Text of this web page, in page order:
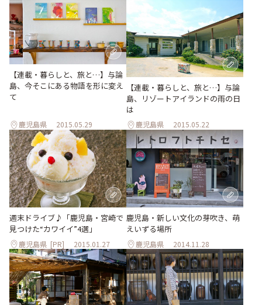
【連載・暮らしと、旅と…】与論
島、今そこにある物語を形に変え
て
鹿児島県 2015.05.29
【連載・暮らしと、旅と…】与論
島、リゾートアイランドの雨の日
は
鹿児島県 2015.05.22
週末ドライブ♪「鹿児島・宮崎で
見つけた“カワイイ”4選」
鹿児島県 [PR] 2015.01.27
鹿児島・新しい文化の芽吹き、萌
えいずる場所
鹿児島県 2014.11.28